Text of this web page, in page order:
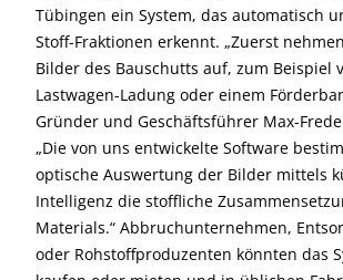
Tübingen ein System, das automatisch
Stoff-Fraktionen erkennt. „Zuerst
Bilder des Bauschutts auf, zum Beispiel
Lastwagen-Ladung oder einem
Gründer und Geschäftsführer Max-
„Die von uns entwickelte Software
optische Auswertung der Bilder mittels
Intelligenz die stoffliche
Materials.“ Abbruchunternehmen,
oder Rohstoffproduzenten könnten das